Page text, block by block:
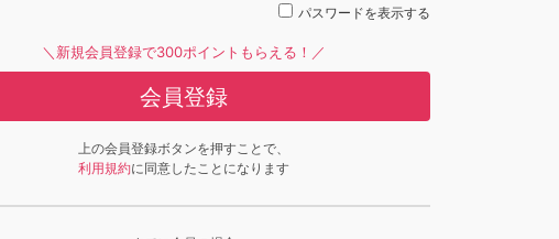
パスワードを表示する
＼新規会員登録で300ポイントもらえる！／
会員登録
上の会員登録ボタンを押すことで、
利用規約に同意したことになります